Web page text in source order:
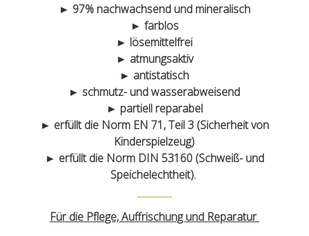
► 97% nachwachsend und mineralisch
► farblos
► lösemittelfrei
► atmungsaktiv
► antistatisch
► schmutz- und wasserabweisend
► partiell reparabel
► erfüllt die Norm EN 71, Teil 3 (Sicherheit von
Kinderspielzeug)
► erfüllt die Norm DIN 53160 (Schweiß- und
Speichelechtheit).
Für die Pflege, Auffrischung und Reparatur